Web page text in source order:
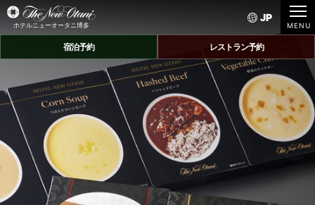
ホテルニューオータニ博多
JP
宿泊予約 レストラン予約